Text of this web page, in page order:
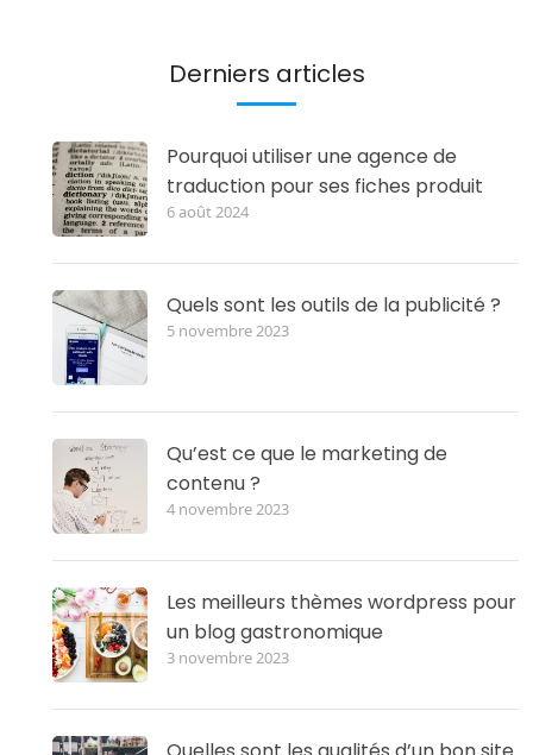
Derniers articles
Pourquoi utiliser une agence de
traduction pour ses fiches produit
6 août 2024
Quels sont les outils de la publicité ?
5 novembre 2023
Qu’est ce que le marketing de
contenu ?
4 novembre 2023
Les meilleurs thèmes wordpress pour
un blog gastronomique
3 novembre 2023